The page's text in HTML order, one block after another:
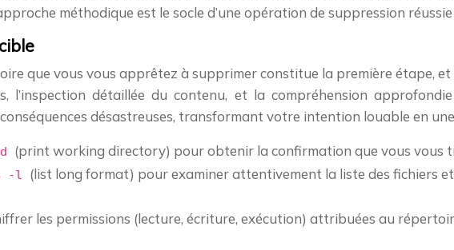
méthodique est le socle d’une opération de suppression
que vous vous apprêtez à supprimer constitue la première étape, et
l’inspection détaillée du contenu, et la compréhension
désastreuses, transformant votre intention louable en
(print working directory) pour obtenir la confirmation que vous vous
-l (list long format) pour examiner attentivement la liste des fichiers
les permissions (lecture, écriture, exécution) attribuées au